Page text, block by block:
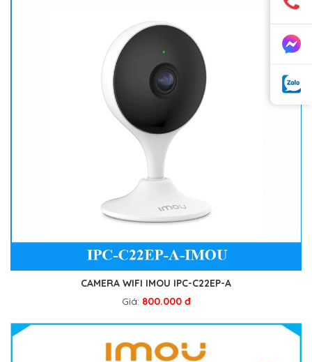
CAMERA WIFI IMOU IPC-C22EP-A
Giá: 800.000 đ